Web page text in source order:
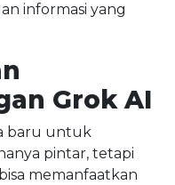
informasi yang
Grok AI
baru untuk
pintar, tetapi
memanfaatkan